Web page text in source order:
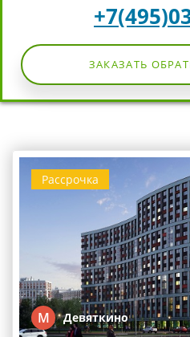
ЗАКАЗАТЬ
Рассрочка
М Девяткино